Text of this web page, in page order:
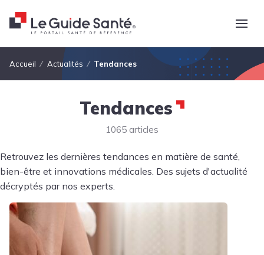
Fil d'Ariane
Accueil Actualités Tendances
Tendances
1065 articles
Retrouvez les dernières tendances en matière de santé,
bien-être et innovations médicales. Des sujets d'actualité
décryptés par nos experts.